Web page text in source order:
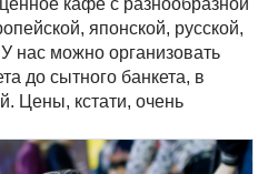
кафе с разнообразной
японской, русской,
нас можно организовать
до сытного банкета, в
Цены, кстати, очень